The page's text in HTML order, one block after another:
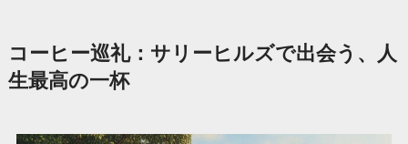
コーヒー巡礼：サリーヒルズで出会う、人
生最高の一杯